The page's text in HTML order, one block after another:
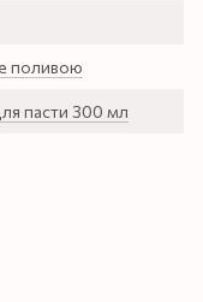
поливою
пасти 300 мл